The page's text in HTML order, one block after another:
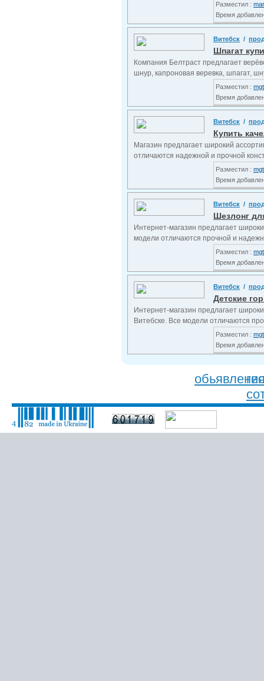
Разместил :
Время
Витебск /
Шпагат
Компания Белтраст предлагает
шнур, капроновая веревка, шпагат,
Разместил :
Время
Витебск /
Купить
Магазин предлагает широкий
отличаются надежной и прочной
Разместил :
Время
Витебск /
Шезлонг
Интернет-магазин предлагает
модели отличаются прочной и
Разместил :
Время
Витебск /
Детские
Интернет-магазин предлагает
Витебске. Все модели отличаются
Разместил :
Время